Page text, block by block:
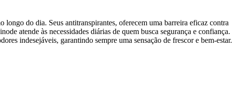
do dia. Seus antitranspirantes, oferecem uma barreira eficaz contra
atende às necessidades diárias de quem busca segurança e confiança.
indesejáveis, garantindo sempre uma sensação de frescor e bem-estar.